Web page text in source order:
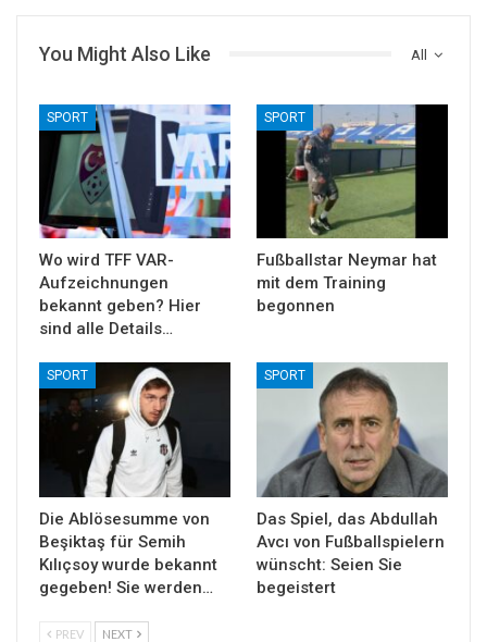
All
You Might Also Like
SPORT
Wo wird TFF VAR-
Aufzeichnungen
bekannt geben? Hier
sind alle Details…
SPORT
Fußballstar Neymar hat
mit dem Training
begonnen
SPORT
Die Ablösesumme von
Beşiktaş für Semih
Kılıçsoy wurde bekannt
gegeben! Sie werden…
SPORT
Das Spiel, das Abdullah
Avcı von Fußballspielern
wünscht: Seien Sie
begeistert
PREV NEXT